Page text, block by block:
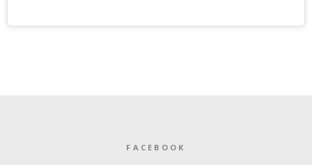
FACEBOOK